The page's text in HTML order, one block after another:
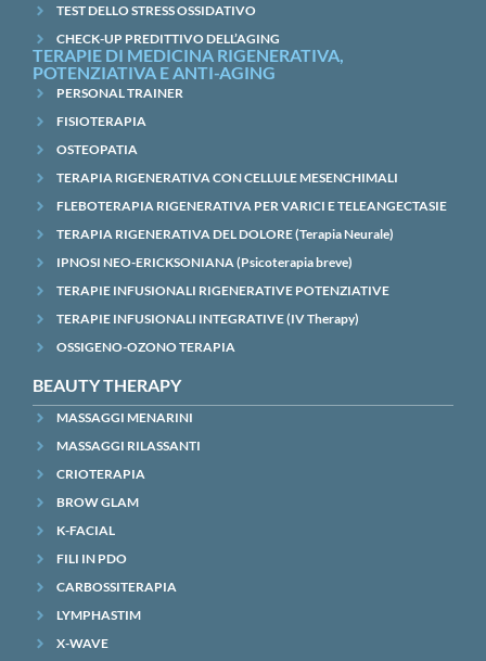
TEST DELLO STRESS OSSIDATIVO
CHECK-UP PREDITTIVO DELL’AGING
TERAPIE DI MEDICINA RIGENERATIVA,
POTENZIATIVA E ANTI-AGING
PERSONAL TRAINER
FISIOTERAPIA
OSTEOPATIA
TERAPIA RIGENERATIVA CON CELLULE MESENCHIMALI
FLEBOTERAPIA RIGENERATIVA PER VARICI E TELEANGECTASIE
TERAPIA RIGENERATIVA DEL DOLORE (Terapia Neurale)
IPNOSI NEO-ERICKSONIANA (Psicoterapia breve)
TERAPIE INFUSIONALI RIGENERATIVE POTENZIATIVE
TERAPIE INFUSIONALI INTEGRATIVE (IV Therapy)
OSSIGENO-OZONO TERAPIA
BEAUTY THERAPY
MASSAGGI MENARINI
MASSAGGI RILASSANTI
CRIOTERAPIA
BROW GLAM
K-FACIAL
FILI IN PDO
CARBOSSITERAPIA
LYMPHASTIM
X-WAVE